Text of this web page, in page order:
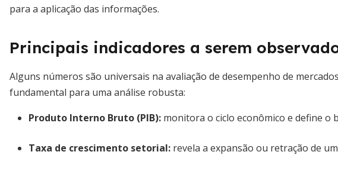
para a aplicação das informações.
Principais indicadores a serem
Alguns números são universais na avaliação de desempenho de
fundamental para uma análise robusta:
Produto Interno Bruto (PIB): monitora o ciclo econômico e define
Taxa de crescimento setorial: revela a expansão ou retração de